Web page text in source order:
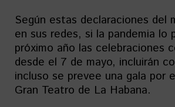
Según estas declaraciones del
en sus redes, si la pandemia lo
próximo año las celebraciones
desde el 7 de mayo, incluirán
incluso se prevee una gala por
Gran Teatro de La Habana.